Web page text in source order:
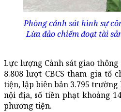
Phòng cảnh sát hình sự
Lừa đảo chiếm đoạt tài
Lực lượng Cảnh sát giao
8.808 lượt CBCS tham gia tổ
tiện, lập biên bản 3.795
nội địa, số tiền phạt khoảng
phương tiện.